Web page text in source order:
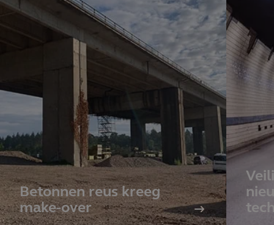
Betonnen reus kreeg
make-over